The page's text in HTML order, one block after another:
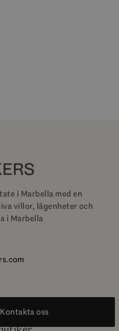
i Marbella med en
villor, lägenheter och
i Marbella
Kontakta oss